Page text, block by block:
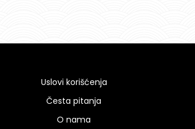
Uslovi korišćenja
Česta pitanja
O nama